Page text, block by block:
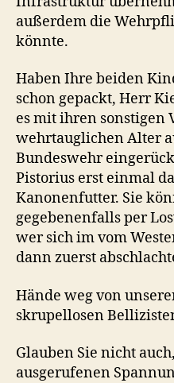
außerdem die
könnte.
Haben Ihre beiden
schon gepackt, Herr
es mit ihren sonstigen
wehrtauglichen Alter
Bundeswehr
Pistorius erst einmal
Kanonenfutter. Sie
gegebenenfalls per
wer sich im vom
dann zuerst
Hände weg von
skrupellosen
Glauben Sie nicht
ausgerufenen